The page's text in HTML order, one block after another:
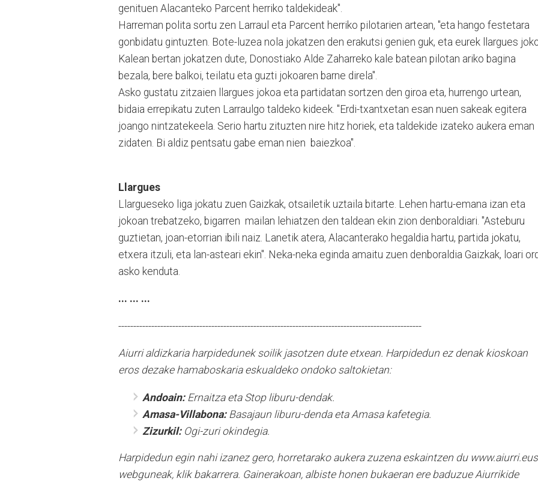
genituen Alacanteko Parcent herriko taldekideak".
Harreman polita sortu zen Larraul eta Parcent herriko pilotarien artean, "eta hango festetara
gonbidatu gintuzten. Bote-luzea nola jokatzen den erakutsi genien guk, eta eurek llargues
Kalean bertan jokatzen dute, Donostiako Alde Zaharreko kale batean pilotan ariko bagina
bezala, bere balkoi, teilatu eta guzti jokoaren barne direla".
Asko gustatu zitzaien llargues jokoa eta partidatan sortzen den giroa eta, hurrengo urtean,
bidaia errepikatu zuten Larraulgo taldeko kideek. "Erdi-txantxetan esan nuen sakeak egitera
joango nintzatekeela. Serio hartu zituzten nire hitz horiek, eta taldekide izateko aukera eman
zidaten. Bi aldiz pentsatu gabe eman nien baiezkoa".
Llargues
Llargueseko liga jokatu zuen Gaizkak, otsailetik uztaila bitarte. Lehen hartu-emana izan eta
jokoan trebatzeko, bigarren mailan lehiatzen den taldean ekin zion denboraldiari. "Asteburu
guztietan, joan-etorrian ibili naiz. Lanetik atera, Alacanterako hegaldia hartu, partida jokatu,
etxera itzuli, eta lan-asteari ekin". Neka-neka eginda amaitu zuen denboraldia Gaizkak, loari
asko kenduta.
... ... ...
-----------------------------------------------------------------------------------------------------
Aiurri aldizkaria harpidedunek soilik jasotzen dute etxean. Harpidedun ez denak kioskoan
eros dezake hamaboskaria eskualdeko ondoko saltokietan:
Andoain: Ernaitza eta Stop liburu-dendak.
Amasa-Villabona:Basajaun liburu-denda eta Amasa kafetegia.
Zizurkil:Ogi-zuri okindegia.
Harpidedun egin nahi izanez gero, horretarako aukera zuzena eskaintzen du www.aiurri.eus
webguneak, klik bakarrera. Gainerakoan, albiste honen bukaeran ere baduzue Aiurrikide